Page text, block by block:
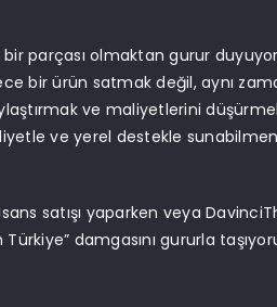
parçası olmaktan gurur
bir ürün satmak değil, aynı
ve maliyetlerini
ve yerel destekle
satışı yaparken veya
damgasını gururla